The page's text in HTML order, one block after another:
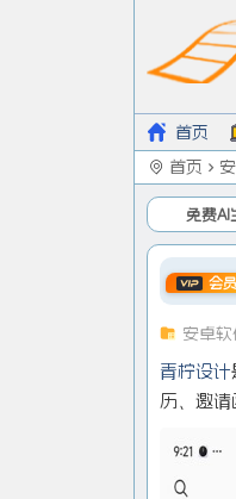
首页
首页
免费
会
安卓软
青柠设计
历、邀请